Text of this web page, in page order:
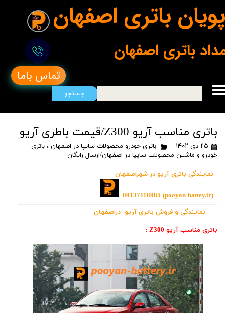
پویان باتری اصفهان
تماس باما
جستجو
باتری اصفهان
باتری مناسب آریو Z300/قیمت باطری آریو
۲۵ دی ۱۴۰۲ باتری خودرو محصولات سایپا در اصفهان ، باتری
خودرو و ماشین محصولات سایپا در اصفهان/ارسال رایگان
نمایندگی باتری آریو در شهراصفهان
(pooyan battey.ir)
09137118985
نمایندگی و فروش باتری آریو دراصفهان
باتری مناسب آریو Z300 :